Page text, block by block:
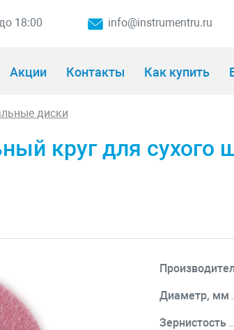
18:00 info@instrumentru.ru
Акции Контакты Как купить
диски
круг для сухого
Диаметр, мм
Зернистость